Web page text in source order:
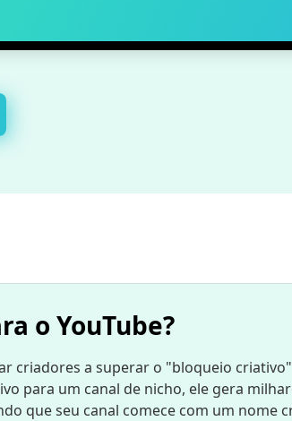
o YouTube?
criadores a superar o "bloqueio
para um canal de nicho, ele gera
que seu canal comece com um nome